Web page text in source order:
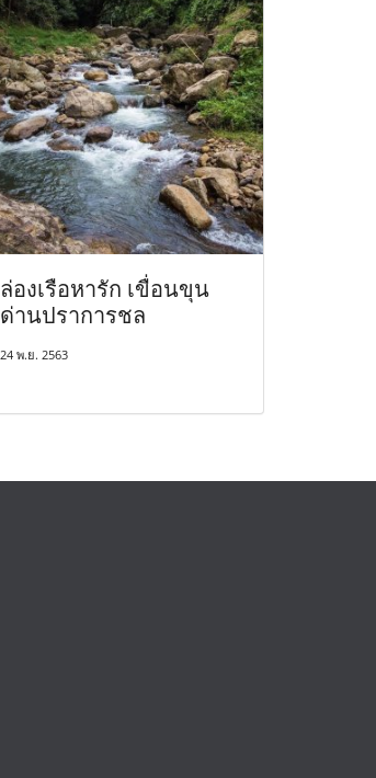
ล่องเรือหารัก เขื่อนขุน
ด่านปราการชล
24 พ.ย. 2563